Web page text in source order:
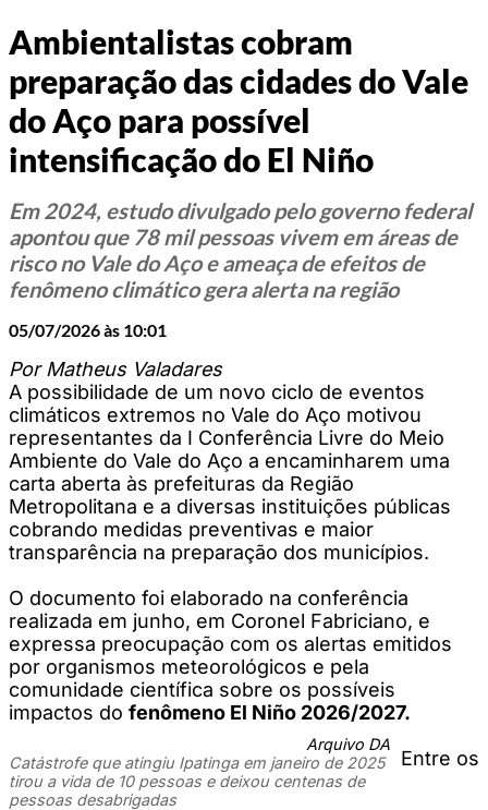
Ambientalistas cobram
preparação das cidades do Vale
do Aço para possível
intensificação do El Niño
Em 2024, estudo divulgado pelo governo federal
apontou que 78 mil pessoas vivem em áreas de
risco no Vale do Aço e ameaça de efeitos de
fenômeno climático gera alerta na região
05/07/2026 às 10:01
Por Matheus Valadares
A possibilidade de um novo ciclo de eventos
climáticos extremos no Vale do Aço motivou
representantes da I Conferência Livre do Meio
Ambiente do Vale do Aço a encaminharem uma
carta aberta às prefeituras da Região
Metropolitana e a diversas instituições públicas
cobrando medidas preventivas e maior
transparência na preparação dos municípios.
O documento foi elaborado na conferência
realizada em junho, em Coronel Fabriciano, e
expressa preocupação com os alertas emitidos
por organismos meteorológicos e pela
comunidade científica sobre os possíveis
impactos do fenômeno El Niño 2026/2027.
Arquivo DA
Catástrofe que atingiu Ipatinga em janeiro de 2025
tirou a vida de 10 pessoas e deixou centenas de
pessoas desabrigadas
Entre os